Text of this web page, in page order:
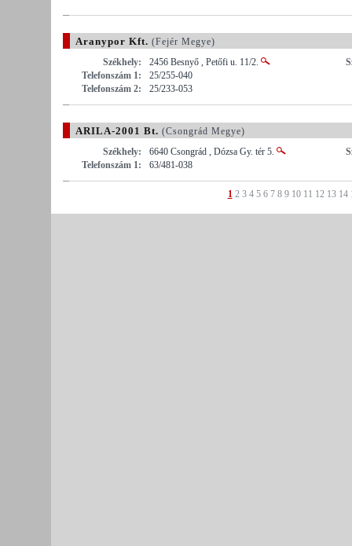
Aranypor Kft. (Fejér Megye)
Székhely:
2456 Besnyő , Petőfi u. 11/2.
Telefonszám 1:
25/255-040
Telefonszám 2:
25/233-053
ARILA-2001 Bt. (Csongrád Megye)
Székhely:
6640 Csongrád , Dózsa Gy. tér 5.
Telefonszám 1:
63/481-038
1 2 3 4 5 6 7 8 9 10 11 12 13 14